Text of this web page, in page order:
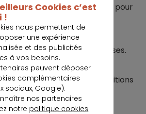
ou des protections limitées pour
: vérifiez les situations non
éviter les mauvaises surprises.
de l’assureur: privilégiez un
et transparent sur les conditions
Cookies c’est
!
nous permettent de
une expérience
et des publicités
à vos besoins.
peuvent déposer
complémentaires
sociaux, Google).
nos partenaires
notre politique cookies.